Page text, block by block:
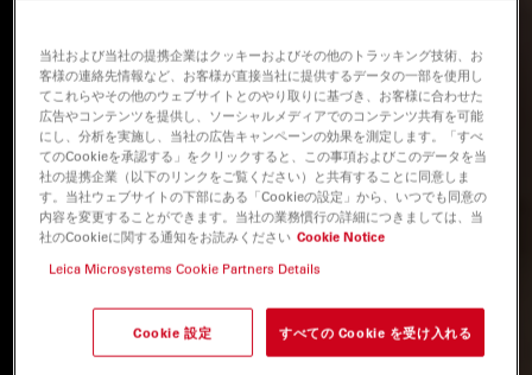
当社および当社の提携企業はクッキーおよびその他のトラッキング技術、お
客様の連絡先情報など、お客様が直接当社に提供するデータの一部を使用し
てこれらやその他のウェブサイトとのやり取りに基づき、お客様に合わせた
広告やコンテンツを提供し、ソーシャルメディアでのコンテンツ共有を可能
にし、分析を実施し、当社の広告キャンペーンの効果を測定します。「すべ
てのCookieを承認する」をクリックすると、この事項およびこのデータを当
社の提携企業（以下のリンクをご覧ください）と共有することに同意しま
す。当社ウェブサイトの下部にある「Cookieの設定」から、いつでも同意の
内容を変更することができます。当社の業務慣行の詳細につきましては、当
社のCookieに関する通知をお読みください Cookie Notice
Leica Microsystems Cookie Partners Details
Cookie 設定 すべての Cookie を受け入れる